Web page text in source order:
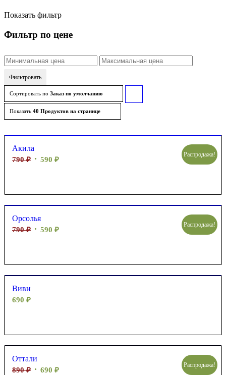
Показать фильтр
Фильтр по цене
Фильтровать
Сортировать по Заказ по умолчанию
Показать 40 Продуктов на странице
Акила
790₽ 590 ₽
Распродажа!
Орсолья
790₽ 590 ₽
Распродажа!
Виви
690 ₽
Оттали
890₽ 690 ₽
Распродажа!